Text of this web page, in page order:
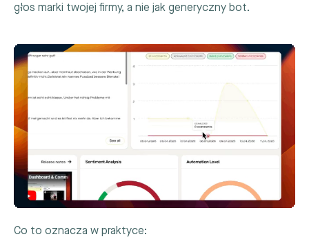
głos marki twojej firmy, a nie jak generyczny bot.
Co to oznacza w praktyce: